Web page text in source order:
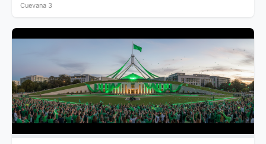
Cuevana 3